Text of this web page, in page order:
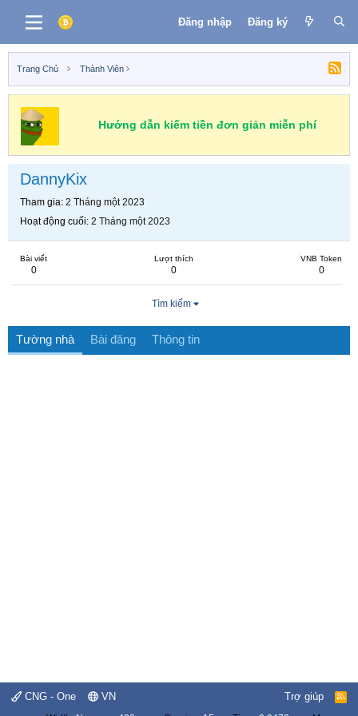
Đăng nhập Đăng ký
Trang Chủ Thành Viên
Hướng dẫn kiếm tiền đơn giản miễn phí
DannyKix
Tham gia 2 Tháng một 2023
Hoạt động cuối 2 Tháng một 2023
Bài viết
0
Lượt thích
0
VNB Token
0
Tìm kiếm
Tường nhà Bài đăng Thông tin
CNG - One VN Trợ giúp
R